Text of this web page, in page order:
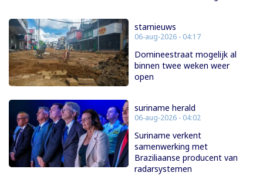
starnieuws
06-aug-2026 - 04:17
Domineestraat mogelijk al
binnen twee weken weer
open
suriname herald
06-aug-2026 - 04:02
Suriname verkent
samenwerking met
Braziliaanse producent van
radarsystemen